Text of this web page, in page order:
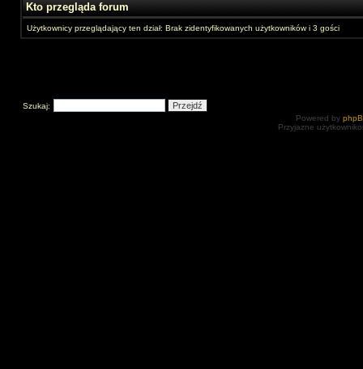
Kto przegląda forum
Użytkownicy przeglądający ten dział: Brak zidentyfikowanych użytkowników i 3 gości
Szukaj:
Powered by
Przyjazne